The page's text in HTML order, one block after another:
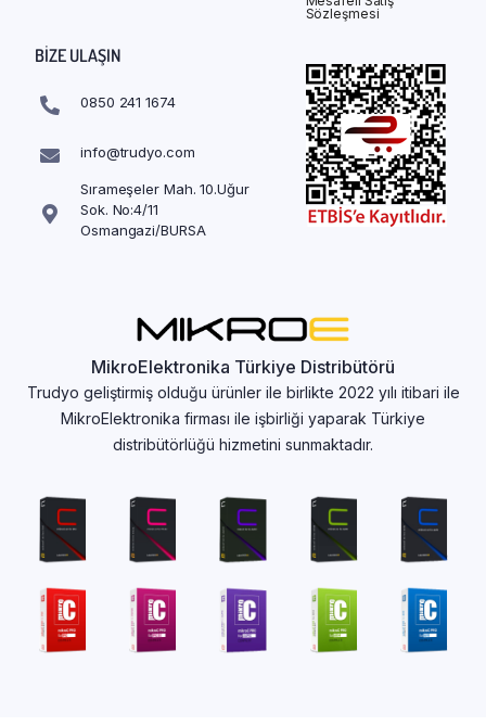
Sözleşmesi
BIZE ULAŞIN
0850 241 1674
info@trudyo.com
Sırameşeler Mah. 10.Uğur
Sok. No:4/11
Osmangazi/BURSA
MikroElektronika Türkiye Distribütörü
Trudyo geliştirmiş olduğu ürünler ile birlikte 2022 yılı itibari ile
MikroElektronika firması ile işbirliği yaparak Türkiye
distribütörlüğü hizmetini sunmaktadır.